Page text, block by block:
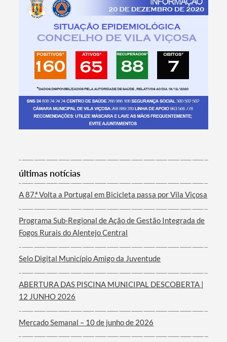
Categorias gerais
Filtros
últimas notícias
A 87.ª Volta a Portugal em Bicicleta passa por Vila Viçosa
Programa Sub-Regional de Ação de Gestão Integrada de
Fogos Rurais do Alentejo Central
Selo Digital Município Amigo da Juventude
ABERTURA DAS PISCINA MUNICIPAL DESCOBERTA |
12 JUNHO 2026
Mercado Semanal – 10 de junho de 2026